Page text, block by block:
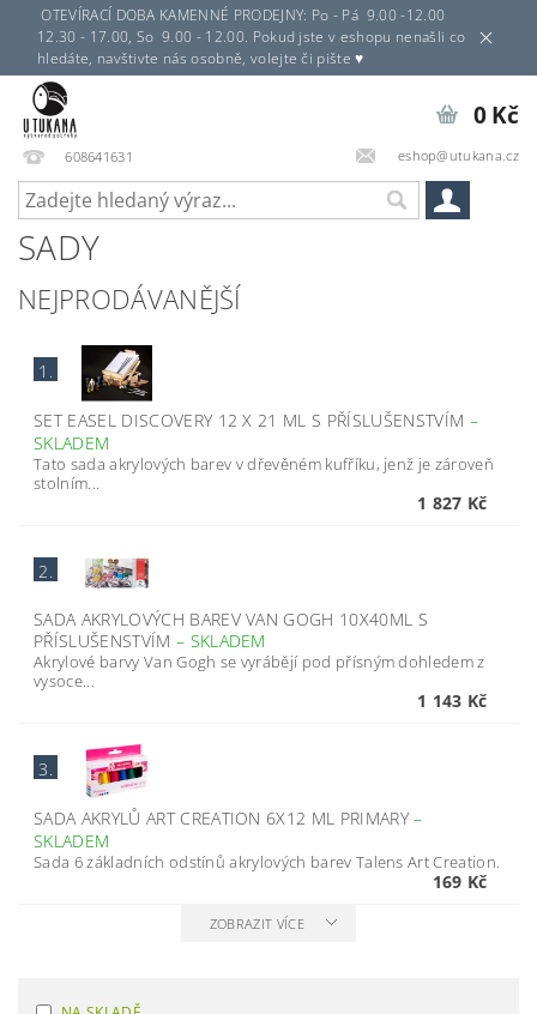
OTEVÍRACÍ DOBA KAMENNÉ PRODEJNY: Po - Pá 9.00 -12.00
12.30 - 17.00, So 9.00 - 12.00. Pokud jste v eshopu nenašli co
hledáte, navštivte nás osobně, volejte či pište ♥
608641631 eshop@utukana.cz
0 Kč
SADY
NEJPRODÁVANĚJŠÍ
1.
SET EASEL DISCOVERY 12 X 21 ML S PŘÍSLUŠENSTVÍM –
SKLADEM
Tato sada akrylových barev v dřevěném kufříku, jenž je zároveň
stolním...
1 827 Kč
2.
SADA AKRYLOVÝCH BAREV VAN GOGH 10X40ML S
PŘÍSLUŠENSTVÍM – SKLADEM
Akrylové barvy Van Gogh se vyrábějí pod přísným dohledem z
vysoce...
1 143 Kč
3.
SADA AKRYLŮ ART CREATION 6X12 ML PRIMARY–
SKLADEM
Sada 6 základních odstínů akrylových barev Talens Art Creation.
169 Kč
ZOBRAZIT VÍCE